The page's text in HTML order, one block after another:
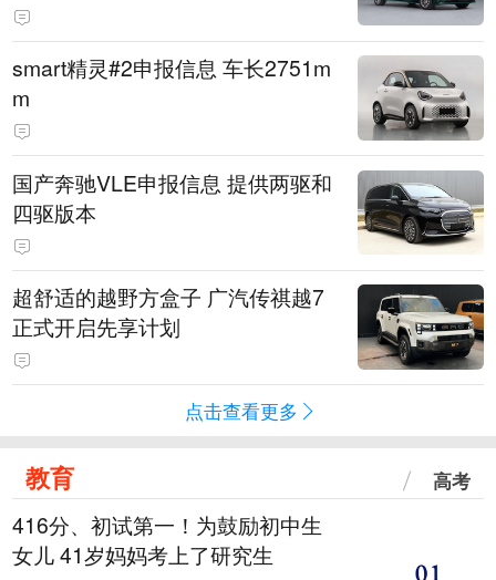
smart精灵#2申报信息 车长2751m
m
国产奔驰VLE申报信息 提供两驱和
四驱版本
超舒适的越野方盒子 广汽传祺越7
正式开启先享计划
点击查看更多
教育 高考
416分、初试第一！为鼓励初中生
女儿 41岁妈妈考上了研究生